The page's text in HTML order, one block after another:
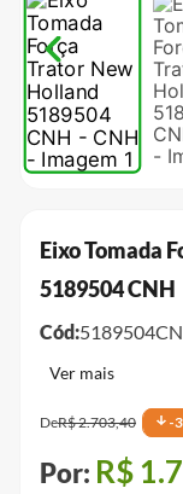
Eixo Tomada
5189504 CNH
Cód:
DeR$2.703,40 -
R$ 1.